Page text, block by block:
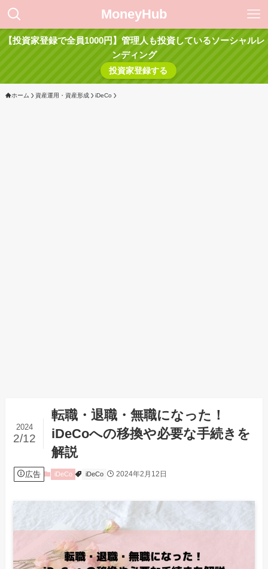
MoneyHub
【投資家登録で全員1000円】管理人も投資しているソーシャルレ
ンディング
投資家登録する
ホーム 資産運用・資産形成 iDeCo
転職・退職・無職になった！
iDeCoへの移換や必要な手続きを
解説
2024
2/12
広告 iDeCo iDeCo 2024年2月12日